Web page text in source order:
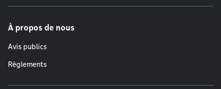
À propos de nous
Avis publics
Règlements